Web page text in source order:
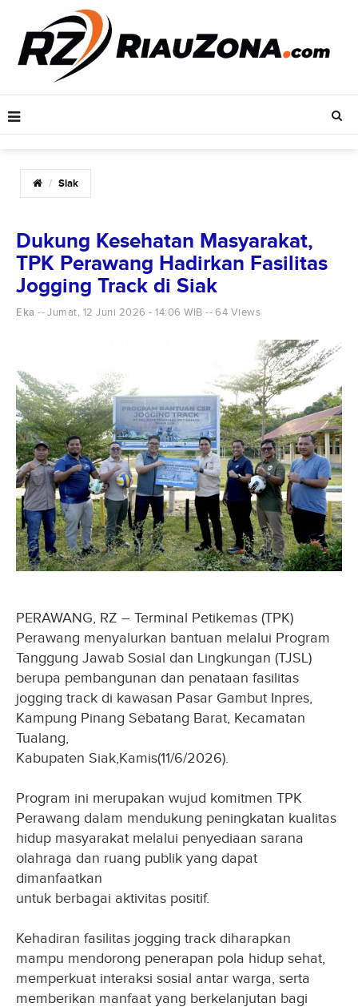
Siak
Dukung Kesehatan Masyarakat,
TPK Perawang Hadirkan Fasilitas
Jogging Track di Siak
Eka Jumat, 12 Juni 2026 - 14:06 WIB 64 Views
PERAWANG, RZ – Terminal Petikemas (TPK)
Perawang menyalurkan bantuan melalui Program
Tanggung Jawab Sosial dan Lingkungan (TJSL)
berupa pembangunan dan penataan fasilitas
jogging track di kawasan Pasar Gambut Inpres,
Kampung Pinang Sebatang Barat, Kecamatan
Tualang,
Kabupaten Siak,Kamis(11/6/2026).
Program ini merupakan wujud komitmen TPK
Perawang dalam mendukung peningkatan kualitas
hidup masyarakat melalui penyediaan sarana
olahraga dan ruang publik yang dapat
dimanfaatkan
untuk berbagai aktivitas positif.
Kehadiran fasilitas jogging track diharapkan
mampu mendorong penerapan pola hidup sehat,
memperkuat interaksi sosial antar warga, serta
memberikan manfaat yang berkelanjutan bagi